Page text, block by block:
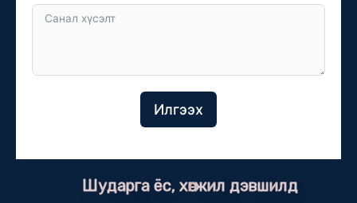
Илгээх
Шударга ёс, хөгжил дэвшилд